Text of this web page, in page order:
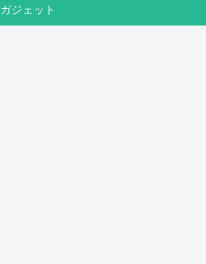
ガジェット